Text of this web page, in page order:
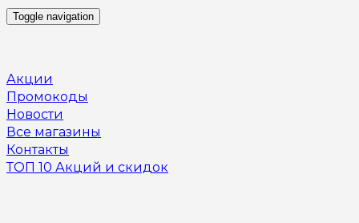
Toggle navigation
Акции
Промокоды
Новости
Все магазины
Контакты
ТОП 10 Акций и скидок